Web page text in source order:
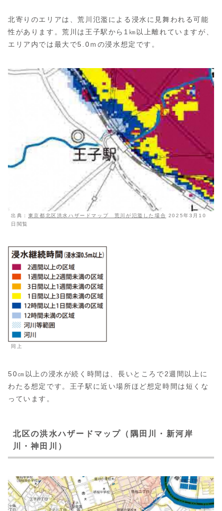
北寄りのエリアは、荒川氾濫による浸水に見舞われる可能
性があります。荒川は王子駅から1㎞以上離れていますが、
エリア内では最大で5.0ｍの浸水想定です。
出典： 東京都北区洪水ハザードマップ 荒川が氾濫した場合
2025年3月10
日閲覧
同上
50㎝以上の浸水が続く時間は、長いところで2週間以上に
わたる想定です。王子駅に近い場所ほど想定時間は短くな
っています。
北区の洪水ハザードマップ（隅田川・新河岸
川・神田川）